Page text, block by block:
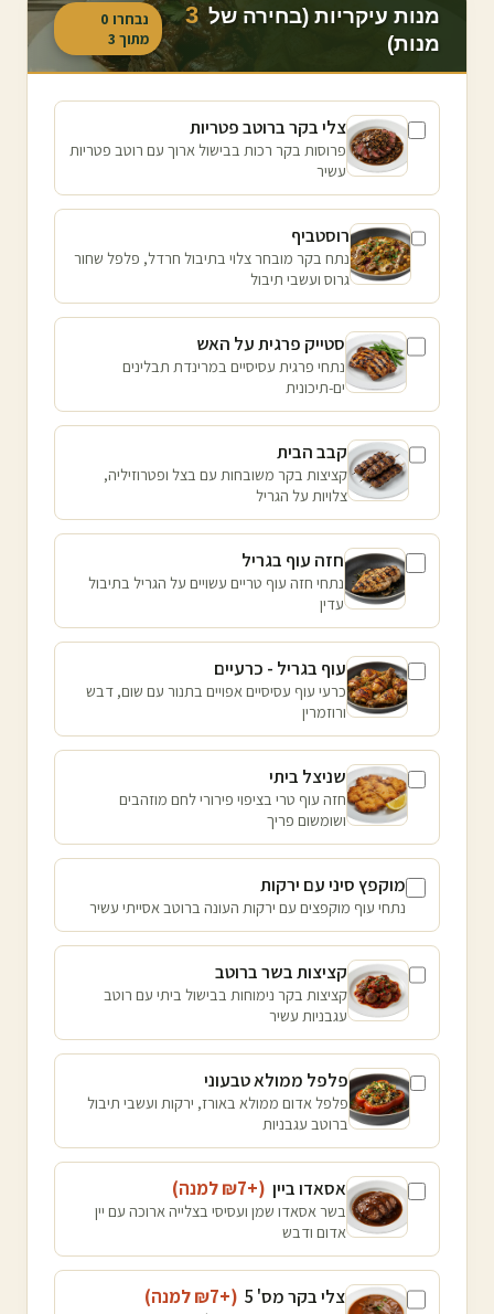
מנות עיקריות (בחירה של 3
מנות)
נבחרו 0
מתוך 3
צלי בקר ברוטב פטריות
פרוסות בקר רכות בבישול ארוך עם רוטב פטריות
עשיר
רוסטביף
נתח בקר מובחר צלוי בתיבול חרדל, פלפל שחור
גרוס ועשבי תיבול
סטייק פרגית על האש
נתחי פרגית עסיסיים במרינדת תבלינים
ים-תיכונית
קבב הבית
קציצות בקר משובחות עם בצל ופטרוזיליה,
צלויות על הגריל
חזה עוף בגריל
נתחי חזה עוף טריים עשויים על הגריל בתיבול
עדין
עוף בגריל - כרעיים
כרעי עוף עסיסיים אפויים בתנור עם שום, דבש
ורוזמרין
שניצל ביתי
חזה עוף טרי בציפוי פירורי לחם מוזהבים
ושומשום פריך
מוקפץ סיני עם ירקות
נתחי עוף מוקפצים עם ירקות העונה ברוטב אסייתי עשיר
קציצות בשר ברוטב
קציצות בקר נימוחות בבישול ביתי עם רוטב
עגבניות עשיר
פלפל ממולא טבעוני
פלפל אדום ממולא באורז, ירקות ועשבי תיבול
ברוטב עגבניות
אסאדו ביין (+₪
7 למנה)
בשר אסאדו שמן ועסיסי בצלייה ארוכה עם יין
אדום ודבש
צלי בקר מס' 5 (+₪
7 למנה)